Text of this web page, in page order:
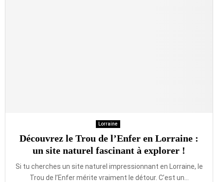
Lorraine
Découvrez le Trou de l’Enfer en Lorraine :
un site naturel fascinant à explorer !
Si tu cherches un site naturel impressionnant en Lorraine, le
Trou de l’Enfer mérite vraiment le détour. C’est un...